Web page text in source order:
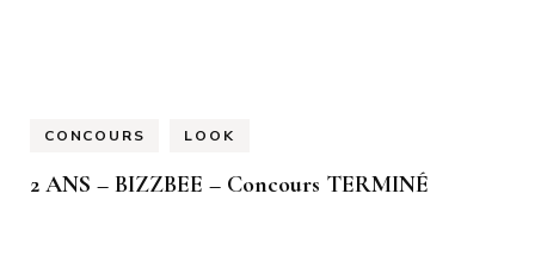
CONCOURS LOOK
2 ANS – BIZZBEE – Concours TERMINÉ